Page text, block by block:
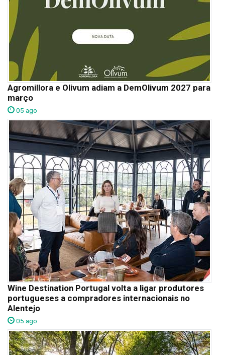
Agromillora e Olivum adiam a DemOlivum 2027 para
março
05 ago
Wine Destination Portugal volta a ligar produtores
portugueses a compradores internacionais no
Alentejo
05 ago